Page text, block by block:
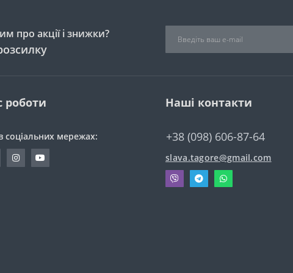
про акції і знижки?
роботи
соціальних мережах:
Наші контакти
+38 (098) 606-87-64
slava.tagore@gmail.com